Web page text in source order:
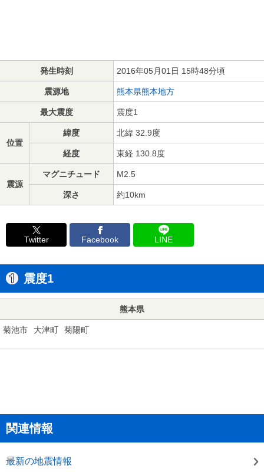
発生時刻 2016年05月01日 15時48分頃
震源地 熊本県熊本地方
最大震度 震度1
位置
緯度 北緯 32.9度
経度 東経 130.8度
震源
マグニチュード M2.5
深さ 約10km
Twitter Facebook LINE
震度1
熊本県
菊池市 大津町 菊陽町
関連情報
最新の地震情報